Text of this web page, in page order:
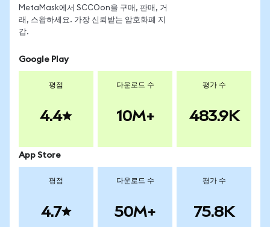
MetaMask에서 SCCOon을 구매, 판매, 거
래, 스왑하세요. 가장 신뢰받는 암호화폐 지
갑.
Google Play
평점
4.4
다운로드 수
10M+
평가 수
483.9K
App Store
평점
4.7
다운로드 수
50M+
평가 수
75.8K